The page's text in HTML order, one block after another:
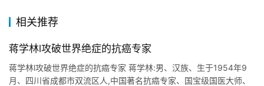
相关推荐
蒋学林l攻破世界绝症的抗癌专家
蒋学林l攻破世界绝症的抗癌专家 蒋学林:男、汉族、生于1954年9
月、四川省成都市双流区人,中国著名抗癌专家、国宝级国医大师、